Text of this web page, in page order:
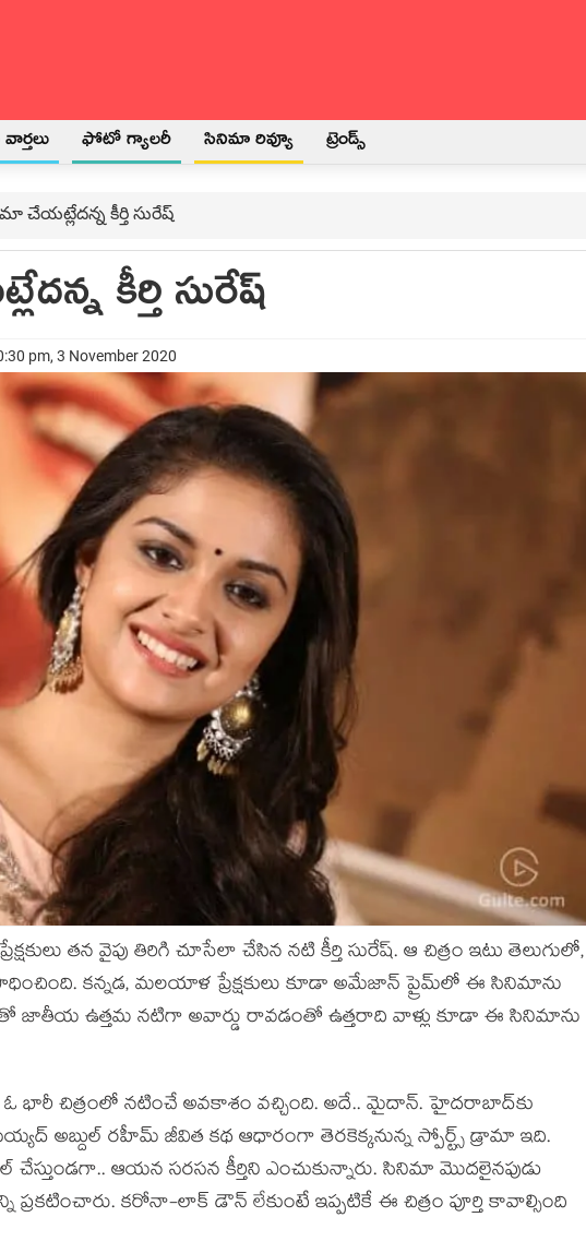
ఫోటో గ్యాలరీ సినిమా రివ్యూ ట్రెండ్స్
చేయట్లేదన్న కీర్తి సురేష్
కీర్తి సురేష్
pm, 3 November 2020
తన వైపు తిరిగి చూసేలా చేసిన నటి కీర్తి సురేష్. ఆ చిత్రం ఇటు తెలుగులో,
కన్నడ, మలయాళ ప్రేక్షకులు కూడా అమేజాన్ ప్రైమ్‌లో ఈ సినిమాను
జాతీయ ఉత్తమ నటిగా అవార్డు రావడంతో ఉత్తరాది వాళ్లు కూడా ఈ సినిమాను
ఓ భారీ చిత్రంలో నటించే అవకాశం వచ్చింది. అదే.. మైదాన్. హైదరాబాద్‌కు
అబ్దుల్ రహీమ్ జీవిత కథ ఆధారంగా తెరకెక్కనున్న స్పోర్ట్స్ డ్రామా ఇది.
ఆయన సరసన కీర్తిని ఎంచుకున్నారు. సినిమా మొదలైనపుడు
కరోనా-లాక్ డౌన్ లేకుంటే ఇప్పటికే ఈ చిత్రం పూర్తి కావాల్సింది